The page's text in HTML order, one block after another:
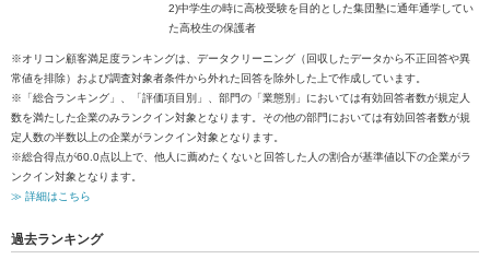
2)中学生の時に高校受験を目的とした集団塾に通年通学してい
た高校生の保護者
※オリコン顧客満足度ランキングは、データクリーニング（回収したデータから不正回答や異
常値を排除）および調査対象者条件から外れた回答を除外した上で作成しています。
※「総合ランキング」、「評価項目別」、部門の「業態別」においては有効回答者数が規定人
数を満たした企業のみランクイン対象となります。その他の部門においては有効回答者数が規
定人数の半数以上の企業がランクイン対象となります。
※総合得点が60.0点以上で、他人に薦めたくないと回答した人の割合が基準値以下の企業がラ
ンクイン対象となります。
≫ 詳細はこちら
過去ランキング